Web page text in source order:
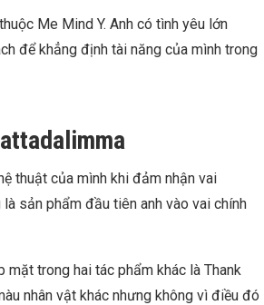
Me Mind Y. Anh có tình yêu lớn
để khẳng định tài năng của mình trong
thuật của mình khi đảm nhận vai
sản phẩm đầu tiên anh vào vai chính
trong hai tác phẩm khác là Thank
nhân vật khác nhưng không vì điều đó